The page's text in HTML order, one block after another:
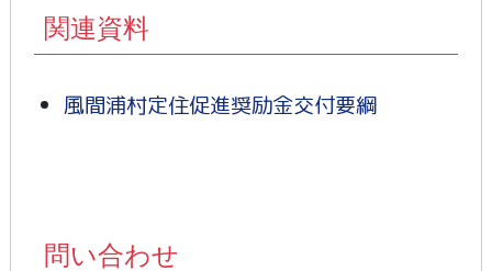
関連資料
風間浦村定住促進奨励金交付要綱
問い合わせ